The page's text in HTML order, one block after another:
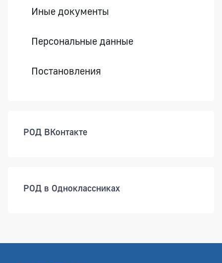
Иные документы
Персональные данные
Постановления
РОД ВКонтакте
РОД в Одноклассниках